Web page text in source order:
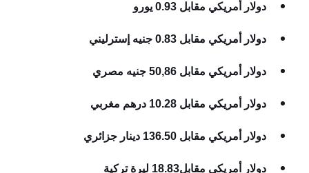
دولار أمريكي مقابل 0.93 يورو
دولار أمريكي مقابل 0.83 جنيه إسترليني
دولار أمريكي مقابل 50,86 جنيه مصري
دولار أمريكي مقابل 10.28 درهم مغربي
دولار أمريكي مقابل 136.50 دينار جزائري
دولار أمريكي مقابل18.83 ليرة تركية